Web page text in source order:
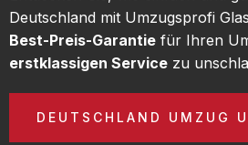
Deutschland mit Umzugsprofi
Best-Preis-Garantie für Ihren
erstklassigen Service zu
DEUTSCHLAND UMZUG